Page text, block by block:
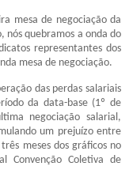
mesa de negociação da
nós quebramos a onda do
representantes dos
mesa de negociação.
das perdas salariais
da data-base (1º de
negociação salarial,
um prejuízo entre
meses dos gráficos no
Convenção Coletiva de